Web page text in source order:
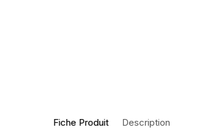
Fiche Produit Description